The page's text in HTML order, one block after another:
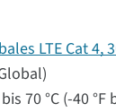
LTE Cat 4,
70 °C (-40 °F